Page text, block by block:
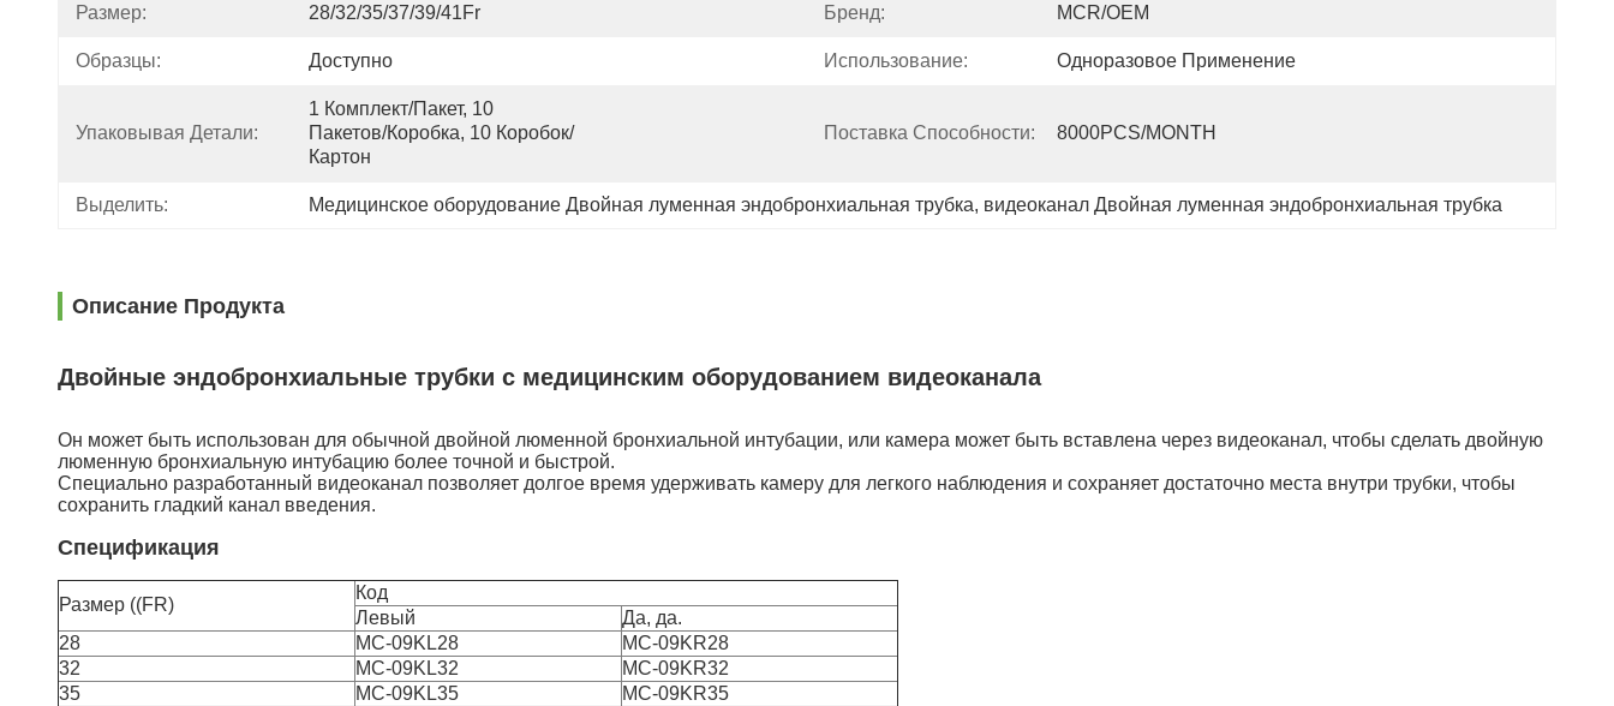
Размер: 28/32/35/37/39/41Fr Бренд: MCR/OEM
Образцы: Доступно Использование: Одноразовое Применение
Упаковывая Детали:
1 Комплект/пакет, 10
Пакетов/коробка, 10 Коробок/
Картон
Поставка Способности: 8000PCS/MONTH
Выделить: Медицинское оборудование Двойная луменная эндобронхиальная трубка, видеоканал Двойная луменная эндобронхиальная трубка
Описание Продукта
Двойные эндобронхиальные трубки с медицинским оборудованием видеоканала
Он может быть использован для обычной двойной люменной бронхиальной интубации, или камера может быть вставлена через видеоканал, чтобы сделать двойную
люменную бронхиальную интубацию более точной и быстрой.
Специально разработанный видеоканал позволяет долгое время удерживать камеру для легкого наблюдения и сохраняет достаточно места внутри трубки, чтобы
сохранить гладкий канал введения.
Спецификация
Размер ((FR)
Код
Левый
Да, да.
28
MC-09KL28
MC-09KR28
32
MC-09KL32
MC-09KR32
35
MC-09KL35
MC-09KR35